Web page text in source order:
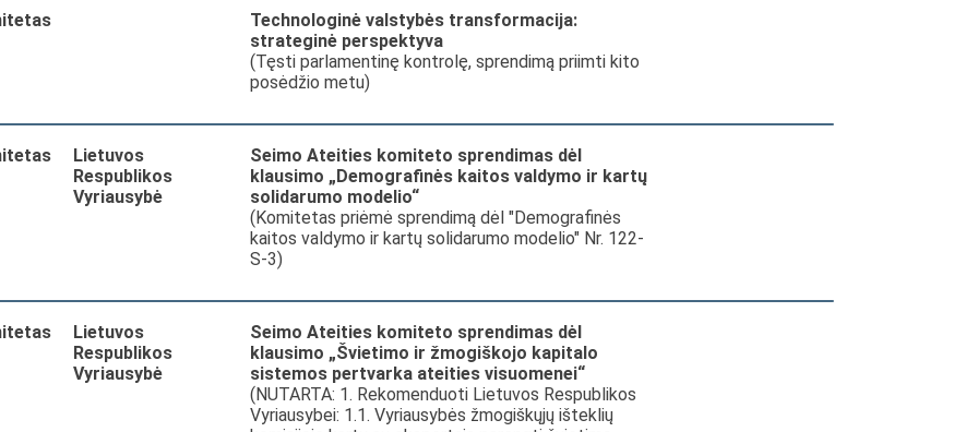
Technologinė valstybės transformacija:
strateginė perspektyva
(Tęsti parlamentinę kontrolę, sprendimą priimti kito
posėdžio metu)
Lietuvos
Respublikos
Vyriausybė
Seimo Ateities komiteto sprendimas dėl
klausimo „Demografinės kaitos valdymo ir kartų
solidarumo modelio“
(Komitetas priėmė sprendimą dėl "Demografinės
kaitos valdymo ir kartų solidarumo modelio" Nr. 122-
S-3)
Lietuvos
Respublikos
Vyriausybė
Seimo Ateities komiteto sprendimas dėl
klausimo „Švietimo ir žmogiškojo kapitalo
sistemos pertvarka ateities visuomenei“
(NUTARTA: 1. Rekomenduoti Lietuvos Respublikos
Vyriausybei: 1.1. Vyriausybės žmogiškųjų išteklių